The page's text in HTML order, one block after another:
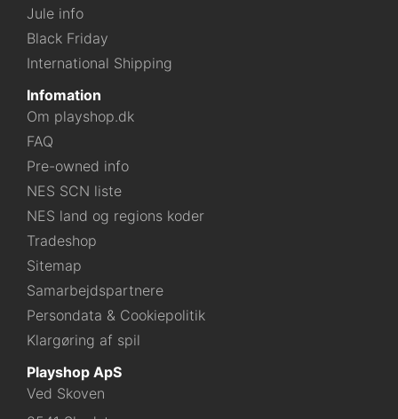
Jule info
Black Friday
International Shipping
Infomation
Om playshop.dk
FAQ
Pre-owned info
NES SCN liste
NES land og regions koder
Tradeshop
Sitemap
Samarbejdspartnere
Persondata & Cookiepolitik
Klargøring af spil
Playshop ApS
Ved Skoven